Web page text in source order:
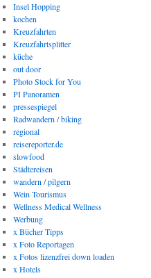
Insel Hopping
kochen
Kreuzfahrten
Kreuzfahrtsplitter
küche
out door
Photo Stock for You
PI Panoramen
pressespiegel
Radwandern / biking
regional
reisereporter.de
slowfood
Städtereisen
wandern / pilgern
Wein Tourismus
Wellness Medical Wellness
Werbung
x Bücher Tipps
x Foto Reportagen
x Fotos lizenzfrei down loaden
x Hotels